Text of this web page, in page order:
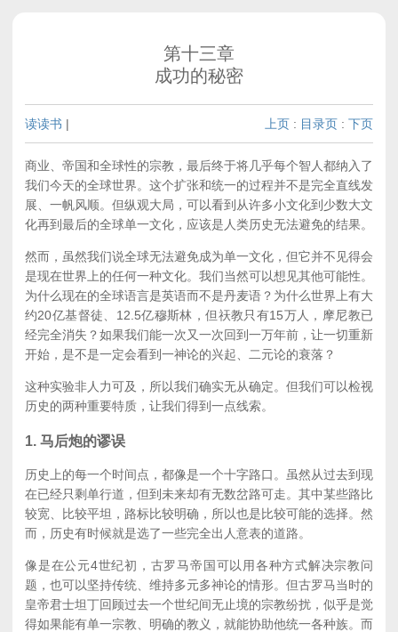
第十三章
成功的秘密
读读书 | 上页 : 目录页 : 下页
商业、帝国和全球性的宗教，最后终于将几乎每个智人都纳入了
我们今天的全球世界。这个扩张和统一的过程并不是完全直线发
展、一帆风顺。但纵观大局，可以看到从许多小文化到少数大文
化再到最后的全球单一文化，应该是人类历史无法避免的结果。
然而，虽然我们说全球无法避免成为单一文化，但它并不见得会
是现在世界上的任何一种文化。我们当然可以想见其他可能性。
为什么现在的全球语言是英语而不是丹麦语？为什么世界上有大
约20亿基督徒、12.5亿穆斯林，但祆教只有15万人，摩尼教已
经完全消失？如果我们能一次又一次回到一万年前，让一切重新
开始，是不是一定会看到一神论的兴起、二元论的衰落？
这种实验非人力可及，所以我们确实无从确定。但我们可以检视
历史的两种重要特质，让我们得到一点线索。
1. 马后炮的谬误
历史上的每一个时间点，都像是一个十字路口。虽然从过去到现
在已经只剩单行道，但到未来却有无数岔路可走。其中某些路比
较宽、比较平坦，路标比较明确，所以也是比较可能的选择。然
而，历史有时候就是选了一些完全出人意表的道路。
像是在公元4世纪初，古罗马帝国可以用各种方式解决宗教问
题，也可以坚持传统、维持多元多神论的情形。但古罗马当时的
皇帝君士坦丁回顾过去一个世纪间无止境的宗教纷扰，似乎是觉
得如果能有单一宗教、明确的教义，就能协助他统一各种族。而